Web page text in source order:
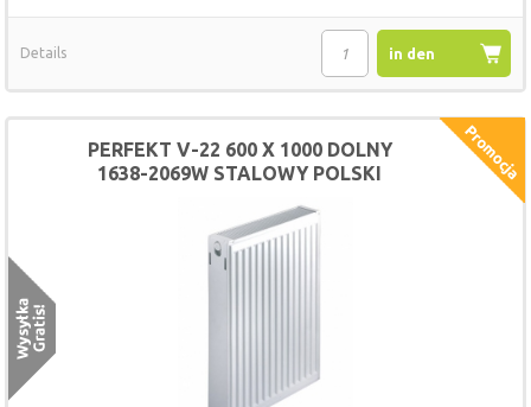
in den
Details
PERFEKT V-22 600 X 1000 DOLNY
1638-2069W STALOWY POLSKI